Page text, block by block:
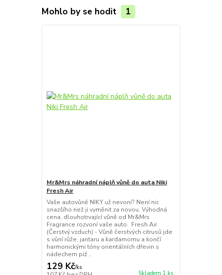
Mohlo by se hodit 1
Mr&Mrs náhradní náplň vůně do auta Niki
Fresh Air
Vaše autovůně NIKY už nevoní? Není nic
snazšího než ji vyměnit za novou. Výhodná
cena, dlouhotrvající vůně od Mr&Mrs
Fragrance rozvoní vaše auto. Fresh Air
(Čerstvý vzduch) - Vůně čerstvých citrusů jde
s vůní růže, jantaru a kardamomu a končí
harmonickými tóny orientálních dřevin s
nádechem piž...
129 Kč/ks
Skladem 1 ks